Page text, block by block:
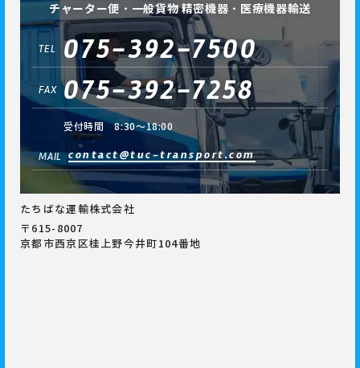
チャーター便・一般貨物 精密機器・医療機器輸送
TEL 075-392-7500
FAX 075-392-7258
受付時間 8:30～18:00
MAIL contact@tuc-transport.com
たちばな運輸株式会社
〒615-8007
京都市西京区桂上野今井町104番地